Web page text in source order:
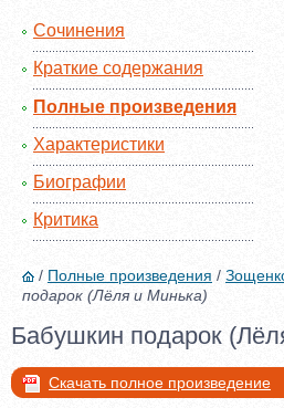
Сочинения
Краткие содержания
Полные произведения
Характеристики
Биографии
Критика
/ Полные произведения /
подарок (Лёля и Минька)
Бабушкин подарок
Скачать полное произведение